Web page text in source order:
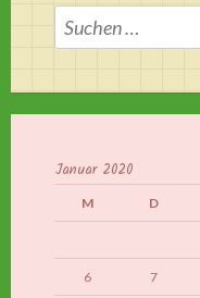
Suchen
nach:
Januar 2020
M D
6 7